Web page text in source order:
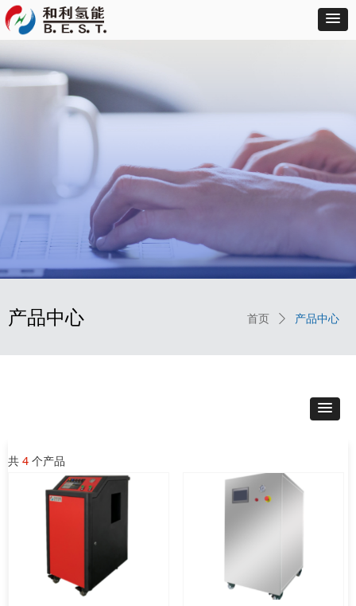
产品中心 首页 ꄲ 产品中心
共 4 个产品